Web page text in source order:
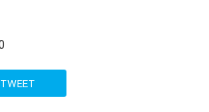
Ατρόμητος
TWEET